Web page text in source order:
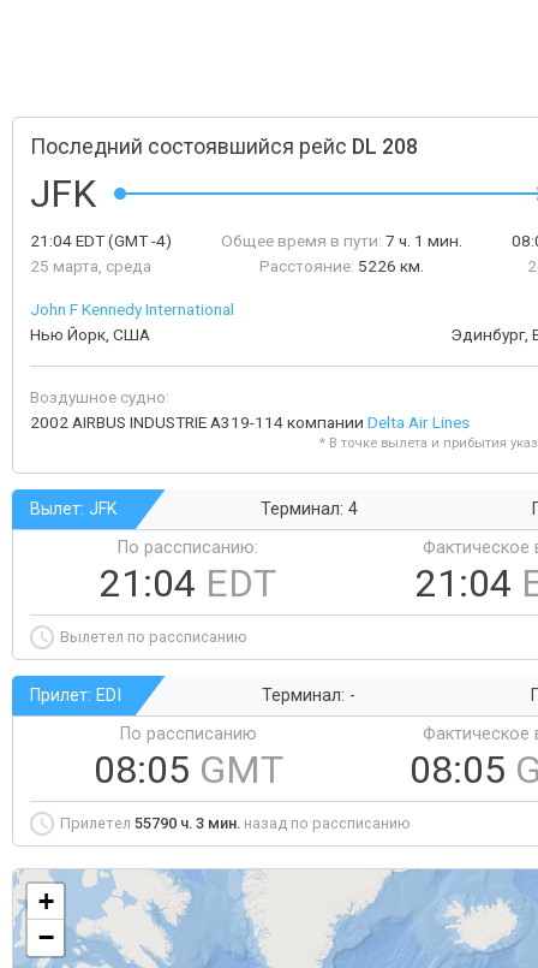
Последний состоявшийся рейс DL 208
JFK
21:04EDT(GMT -4)
25 марта, среда
Общее время в пути: 7 ч. 1 мин.
Расстояние: 5226 км.
John F Kennedy International
Нью Йорк, США
Эдинбург,
Воздушное судно:
2002 AIRBUS INDUSTRIE A319-114 компании Delta Air Lines
* В точке вылета и прибытия
Вылет: JFK Терминал: 4
По рассписанию:
21:04 EDT
Фактическое
21:04
Вылетел по рассписанию
Прилет: EDI Терминал: -
По рассписанию
08:05 GMT
Фактическое
08:05
Прилетел 55790 ч. 3 мин. назад по рассписанию
+
−